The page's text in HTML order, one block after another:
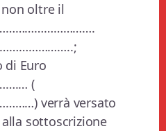
oltre il
di Euro
(
verrà versato
sottoscrizione